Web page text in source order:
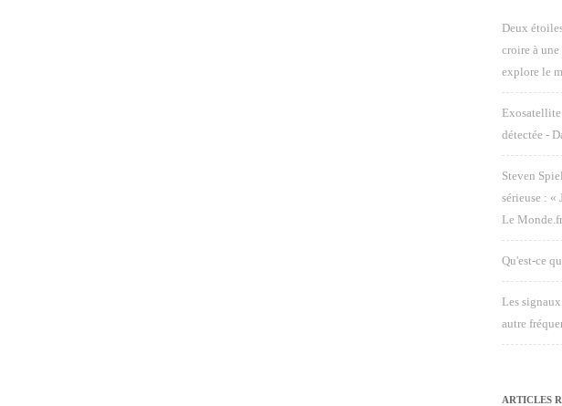
Deux
croire à
explore le
détectée -
Steven
sérieuse : «
Le Monde.fr
Qu'est-ce
Les
autre
ARTICLES